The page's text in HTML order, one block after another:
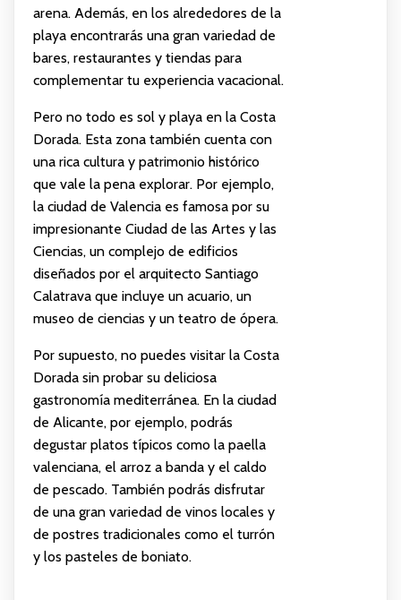
arena. Además, en los alrededores de la
playa encontrarás una gran variedad de
bares, restaurantes y tiendas para
complementar tu experiencia vacacional.
Pero no todo es sol y playa en la Costa
Dorada. Esta zona también cuenta con
una rica cultura y patrimonio histórico
que vale la pena explorar. Por ejemplo,
la ciudad de Valencia es famosa por su
impresionante Ciudad de las Artes y las
Ciencias, un complejo de edificios
diseñados por el arquitecto Santiago
Calatrava que incluye un acuario, un
museo de ciencias y un teatro de ópera.
Por supuesto, no puedes visitar la Costa
Dorada sin probar su deliciosa
gastronomía mediterránea. En la ciudad
de Alicante, por ejemplo, podrás
degustar platos típicos como la paella
valenciana, el arroz a banda y el caldo
de pescado. También podrás disfrutar
de una gran variedad de vinos locales y
de postres tradicionales como el turrón
y los pasteles de boniato.